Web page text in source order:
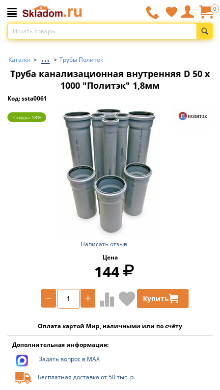
0
Каталог > ... > Трубы Политек
Труба канализационная внутренняя D 50 x
1000 "Политэк" 1,8мм
Код: ssta0061
Скидка 18%
Написать отзыв
Цена
144
+
− Купить
Оплата картой Мир, наличными или по счёту
Дополнительная информация:
Задать вопрос в MAX
Бесплатная доставка от 50 тыс. р.